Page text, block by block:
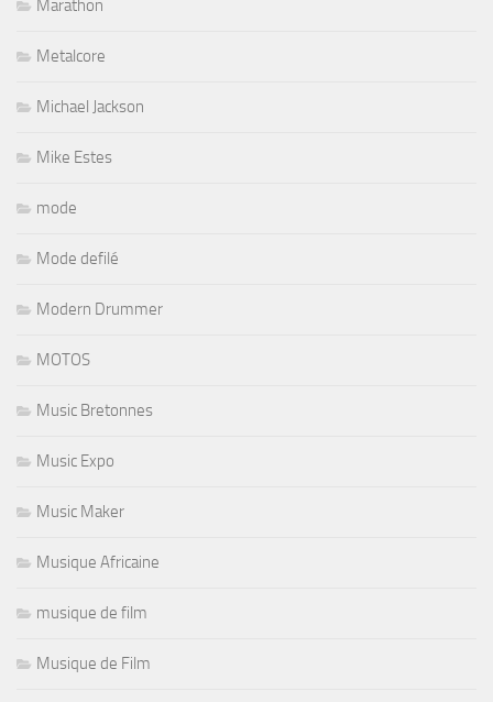
Marathon
Metalcore
Michael Jackson
Mike Estes
mode
Mode defilé
Modern Drummer
MOTOS
Music Bretonnes
Music Expo
Music Maker
Musique Africaine
musique de film
Musique de Film